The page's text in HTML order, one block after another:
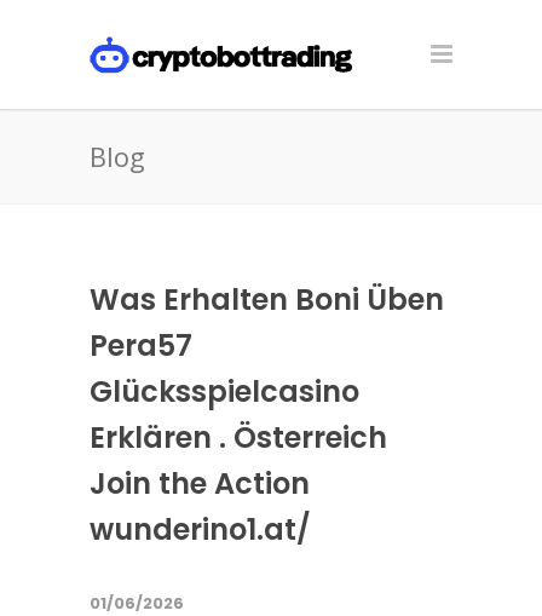
Blog
Was Erhalten Boni Üben
Pera57
Glücksspielcasino
Erklären . Österreich
Join the Action
wunderino1.at/
01/06/2026